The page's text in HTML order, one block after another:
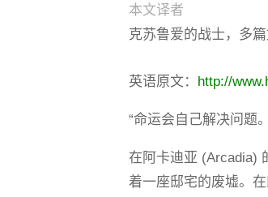
本文译者
克苏鲁爱的战士，多篇
英语原文： http://
“命运会自己解决问题
在阿卡迪亚 (Arcadia)
着一座邸宅的废墟。